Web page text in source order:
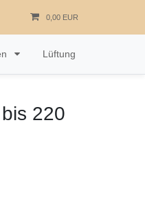
0,00 EUR
Lüftung
220